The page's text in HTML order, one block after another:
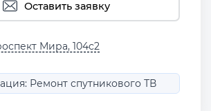
Оставить заявку
Мира, 104с2
Ремонт спутникового ТВ